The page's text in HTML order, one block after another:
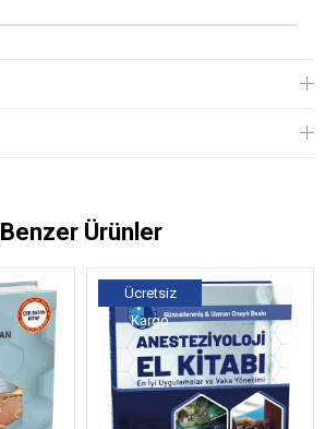
Benzer Ürünler
Ücretsiz
Kargo